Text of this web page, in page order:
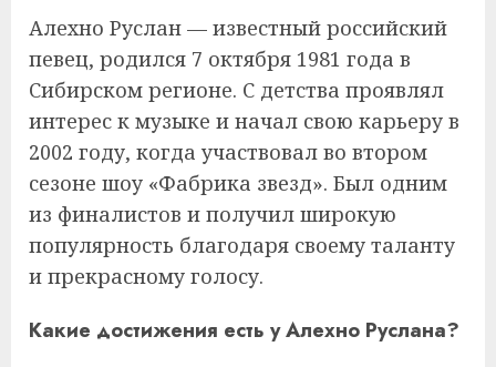
Алехно Руслан — известный российский
певец, родился 7 октября 1981 года в
Сибирском регионе. С детства проявлял
интерес к музыке и начал свою карьеру в
2002 году, когда участвовал во втором
сезоне шоу «Фабрика звезд». Был одним
из финалистов и получил широкую
популярность благодаря своему таланту
и прекрасному голосу.
Какие достижения есть у Алехно Руслана?